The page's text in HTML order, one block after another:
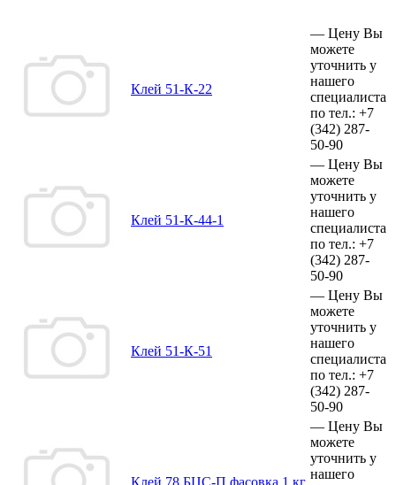
Клей 51-К-22
— Цену Вы
можете
уточнить у
нашего
специалиста
по тел.: +7
(342) 287-
50-90
Клей 51-К-44-1
— Цену Вы
можете
уточнить у
нашего
специалиста
по тел.: +7
(342) 287-
50-90
Клей 51-К-51
— Цену Вы
можете
уточнить у
нашего
специалиста
по тел.: +7
(342) 287-
50-90
Клей 78 БЦС-П фасовка 1 кг
— Цену Вы
можете
уточнить у
нашего